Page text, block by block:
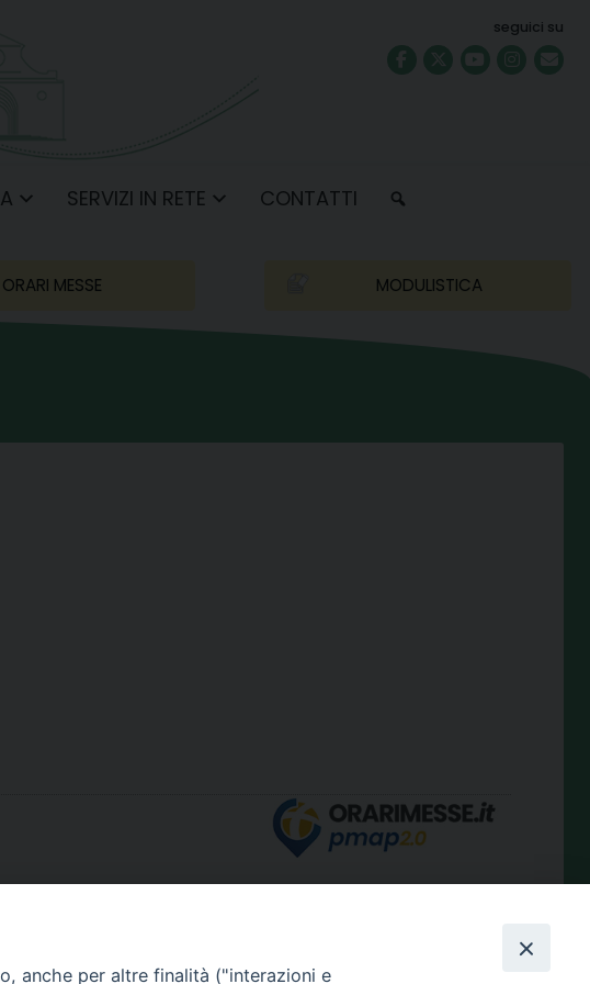
seguici su
SERVIZI IN RETE CONTATTI
ORARI MESSE MODULISTICA
anche per altre finalità ("interazioni e